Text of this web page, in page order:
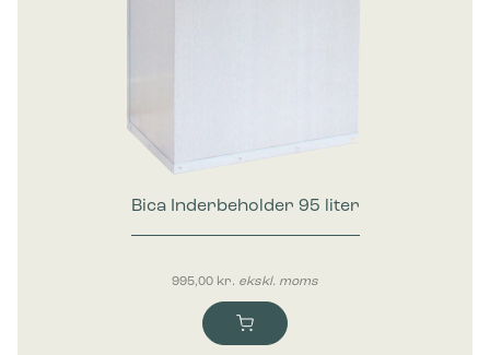
Bica Inderbeholder 95 liter
995,00 kr. ekskl. moms